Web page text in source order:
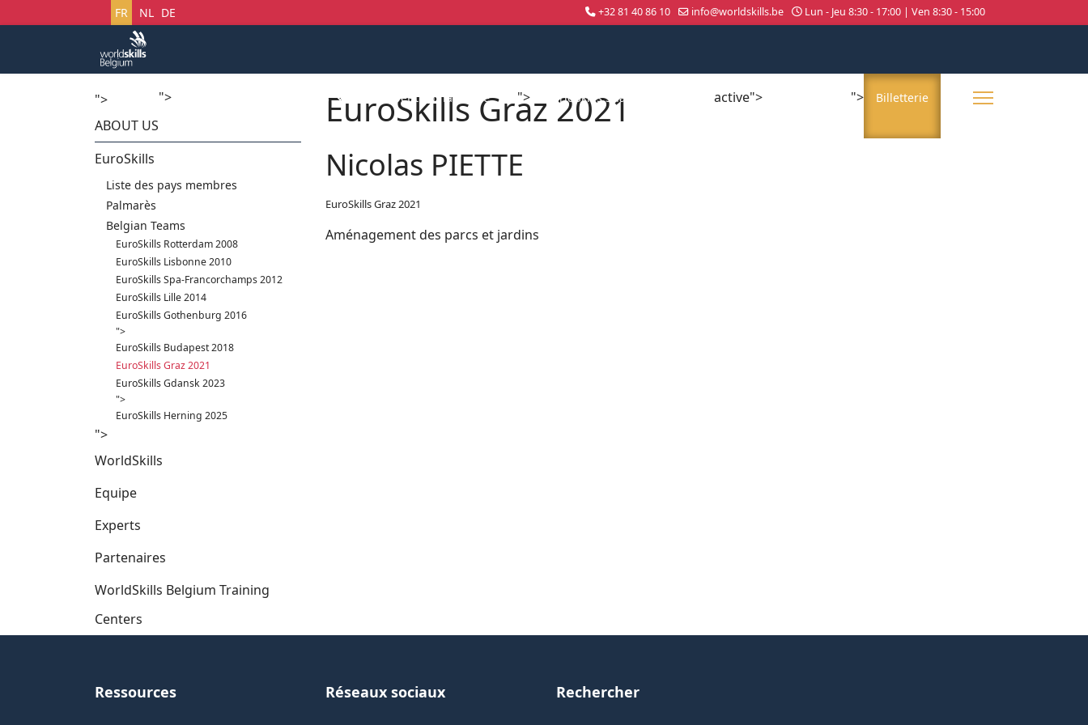
Sélectionnez votre langue
FR NL DE +32 81 40 86 10 info@worldskills.be Lun - Jeu 8:30 - 17:00 | Ven 8:30 - 15:00
"> Startech's Days Compétition nationale "> WorldSkills Shanghai 2026 active"> "> Billetterie
">
ABOUT US
EuroSkills
Liste des pays membres
Palmarès
Belgian Teams
EuroSkills Rotterdam 2008
EuroSkills Lisbonne 2010
EuroSkills Spa-Francorchamps 2012
EuroSkills Lille 2014
EuroSkills Gothenburg 2016
">
EuroSkills Budapest 2018
EuroSkills Graz 2021
EuroSkills Gdansk 2023
">
EuroSkills Herning 2025
">
WorldSkills
Equipe
Experts
Partenaires
WorldSkills Belgium Training
Centers
EuroSkills Graz 2021
Nicolas PIETTE
EuroSkills Graz 2021
Aménagement des parcs et jardins
Ressources Réseaux sociaux Rechercher